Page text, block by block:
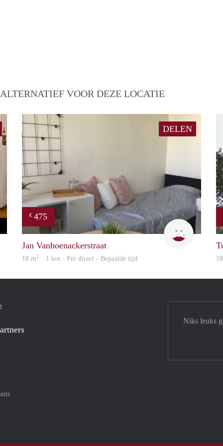
VOOR DEZE LOCATIE
DELEN
€ 475
Ann
Jan Vanhoenackerstraat
18 m2 · 1 kot · Per direct - Bepaalde tijd
met Meastro
Niks leuks